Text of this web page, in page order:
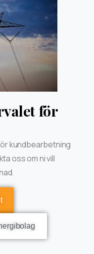
för
kundbearbetning
oss om ni vill